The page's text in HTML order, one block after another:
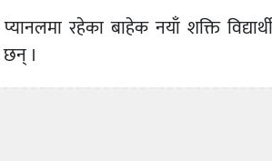
रहेका बाहेक नयाँ शक्ति
छन् ।